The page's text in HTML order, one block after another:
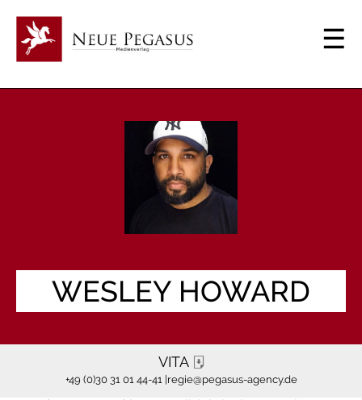
WESLEY HOWARD
VITA
+49 (0)30 31 01 44-41 | regie@pegasus-agency.de